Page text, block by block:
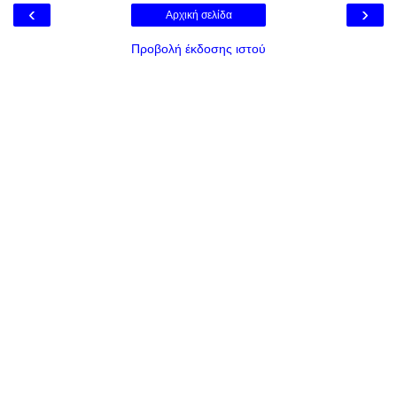
‹ ›
Αρχική σελίδα
Προβολή έκδοσης ιστού